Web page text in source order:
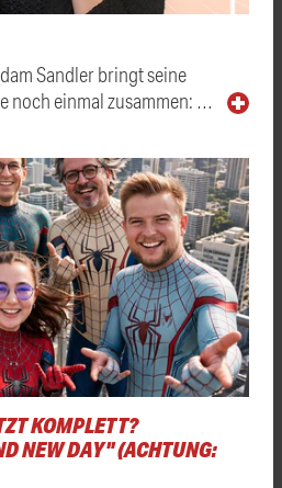
Sandler bringt seine
noch einmal zusammen: …
KOMPLETT?
NEW DAY" (ACHTUNG: